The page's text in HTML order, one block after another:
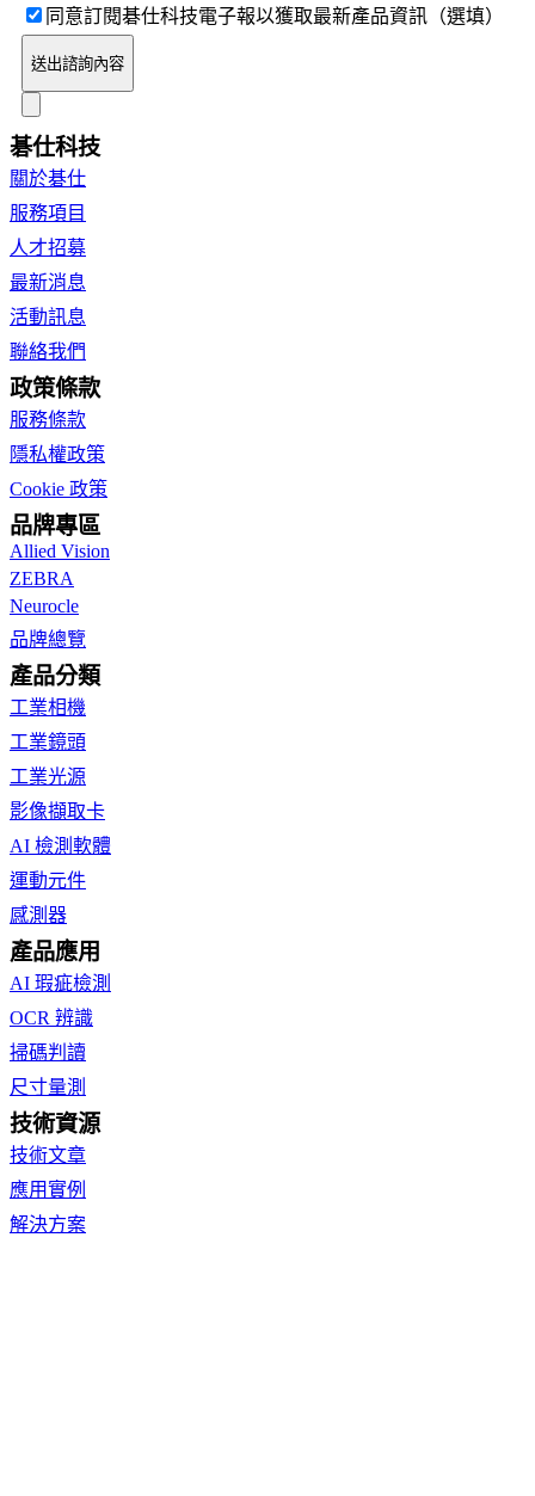
同意訂閱碁仕科技電子報以獲取最新產品資訊（選填）
送出諮詢內容
碁仕科技
關於碁仕
服務項目
人才招募
最新消息
活動訊息
聯絡我們
政策條款
服務條款
隱私權政策
Cookie 政策
品牌專區
Allied Vision
ZEBRA
Neurocle
品牌總覽
產品分類
工業相機
工業鏡頭
工業光源
影像擷取卡
AI 檢測軟體
運動元件
感測器
產品應用
AI 瑕疵檢測
OCR 辨識
掃碼判讀
尺寸量測
技術資源
技術文章
應用實例
解決方案